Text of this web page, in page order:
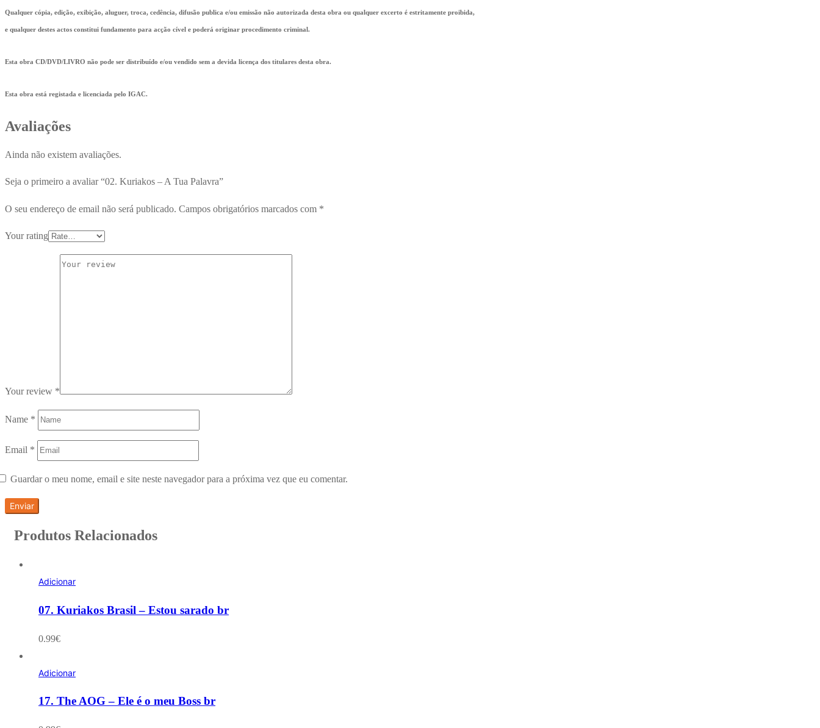
Qualquer cópia, edição, exibição, aluguer, troca, cedência, difusão publica e/ou emissão não autorizada desta obra ou qualquer excerto é estritamente proibida,
e qualquer destes actos constitui fundamento para acção cível e poderá originar procedimento criminal.
Esta obra CD/DVD/LIVRO não pode ser distribuído e/ou vendido sem a devida licença dos titulares desta obra.
Esta obra está registada e licenciada pelo IGAC.
Avaliações
Ainda não existem avaliações.
Seja o primeiro a avaliar “02. Kuriakos – A Tua Palavra”
O seu endereço de email não será publicado. Campos obrigatórios marcados com *
Your rating
Your review *
Name *
Email *
Guardar o meu nome, email e site neste navegador para a próxima vez que eu comentar.
Produtos Relacionados
Adicionar
07. Kuriakos Brasil – Estou sarado br
0.99€
Adicionar
17. The AOG – Ele é o meu Boss br